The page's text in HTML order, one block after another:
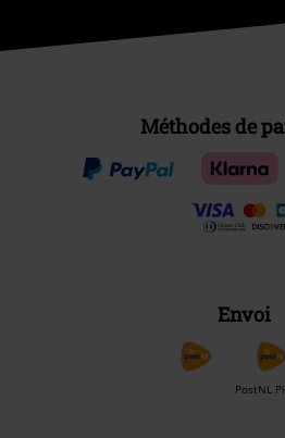
Méthodes de
Envoi
PostNL